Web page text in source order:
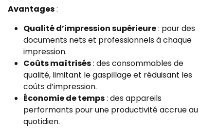
Avantages:
Qualité d’impression supérieure: pour des
documents nets et professionnels à chaque
impression.
Coûts maîtrisés: des consommables de
qualité, limitant le gaspillage et réduisant les
coûts d’impression.
Économie de temps: des appareils
performants pour une productivité accrue au
quotidien.